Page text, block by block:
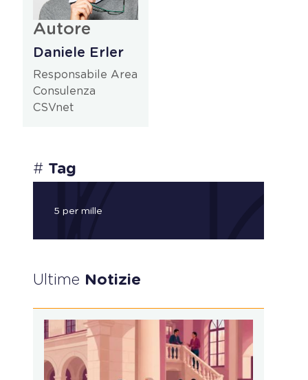
Autore
Daniele Erler
Responsabile Area
Consulenza
CSVnet
# Tag
5 per mille
Ultime Notizie